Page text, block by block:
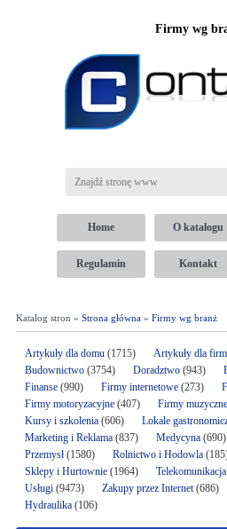
Firmy wg
Home O katalogu
Regulamin Kontakt
Katalog stron » Strona główna» Firmy wg branż
Artykuły dla domu(1715) Artykuły dla firm
Budownictwo(3754) Doradztwo(943)
Finanse(990) Firmy internetowe (273)
Firmy motoryzacyjne(407) Firmy muzyczne
Kursy i szkolenia(606) Lokale
Marketing i Reklama(837) Medycyna(690)
Przemysł(1580) Rolnictwo i Hodowla
Sklepy i Hurtownie(1964) Telekomunikacja
Usługi(9473) Zakupy przez Internet(686)
Hydraulika(106)